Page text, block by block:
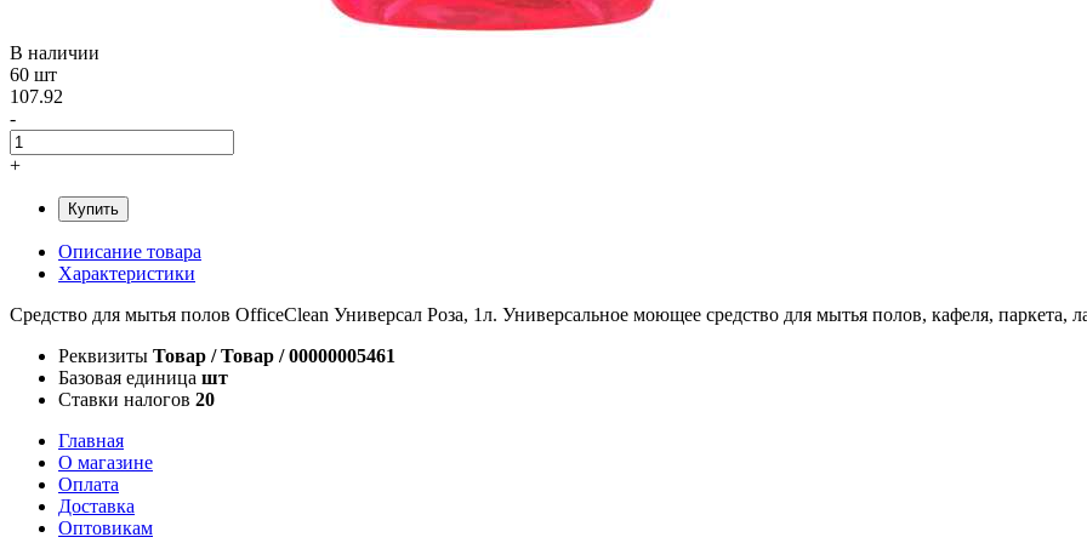
В наличии
60 шт
107.92
-
+
Купить
Описание товара
Характеристики
Средство для мытья полов OfficeClean Универсал Роза, 1л. Универсальное моющее средство для мытья полов, кафеля, паркета,
Реквизиты Товар / Товар / 00000005461
Базовая единица шт
Ставки налогов 20
Главная
О магазине
Оплата
Доставка
Оптовикам